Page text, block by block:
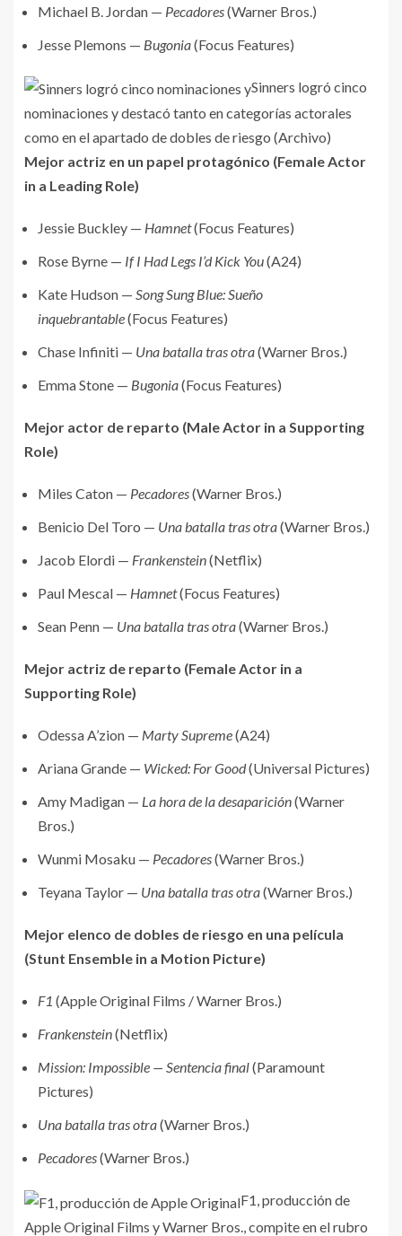
Michael B. Jordan — Pecadores(Warner Bros.)
Jesse Plemons — Bugonia(Focus Features)
Sinners logró cinco
nominaciones y destacó tanto en categorías actorales
como en el apartado de dobles de riesgo (Archivo)
Mejor actriz en un papel protagónico (Female Actor
in a Leading Role)
Jessie Buckley — Hamnet(Focus Features)
Rose Byrne — If I Had Legs I’d Kick You(A24)
Kate Hudson — Song Sung Blue: Sueño
inquebrantable(Focus Features)
Chase Infiniti — Una batalla tras otra(Warner Bros.)
Emma Stone — Bugonia(Focus Features)
Mejor actor de reparto (Male Actor in a Supporting
Role)
Miles Caton — Pecadores(Warner Bros.)
Benicio Del Toro — Una batalla tras otra(Warner Bros.)
Jacob Elordi — Frankenstein(Netflix)
Paul Mescal — Hamnet(Focus Features)
Sean Penn — Una batalla tras otra(Warner Bros.)
Mejor actriz de reparto (Female Actor in a
Supporting Role)
Odessa A’zion — Marty Supreme(A24)
Ariana Grande — Wicked: For Good(Universal Pictures)
Amy Madigan — La hora de la desaparición(Warner
Bros.)
Wunmi Mosaku — Pecadores(Warner Bros.)
Teyana Taylor — Una batalla tras otra(Warner Bros.)
Mejor elenco de dobles de riesgo en una película
(Stunt Ensemble in a Motion Picture)
F1 (Apple Original Films / Warner Bros.)
Frankenstein(Netflix)
Mission: Impossible — Sentencia final(Paramount
Pictures)
Una batalla tras otra(Warner Bros.)
Pecadores(Warner Bros.)
F1, producción de
Apple Original Films y Warner Bros., compite en el rubro